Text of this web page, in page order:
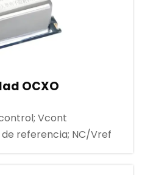
OCXO
Vcont
referencia; NC/Vref